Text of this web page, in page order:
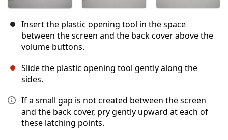
Insert the plastic opening tool in the space
between the screen and the back cover above the
volume buttons.
Slide the plastic opening tool gently along the
sides.
If a small gap is not created between the screen
and the back cover, pry gently upward at each of
these latching points.